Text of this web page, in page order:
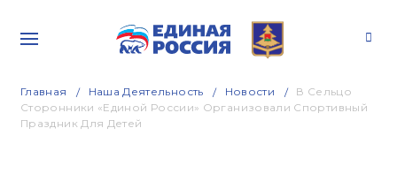
Главная Наша Деятельность Новости
В Сельцо
Сторонники «Единой России» Организовали Спортивный
Праздник Для Детей